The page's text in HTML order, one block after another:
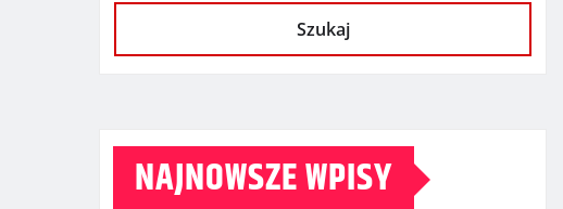
Szukaj
NAJNOWSZE WPISY